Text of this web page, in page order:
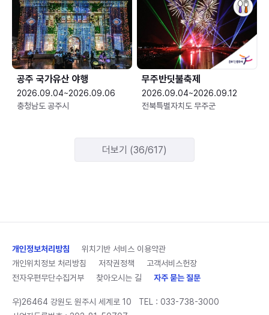
공주 국가유산 야행
2026.09.04~2026.09.06
충청남도 공주시
무주반딧불축제
2026.09.04~2026.09.12
전북특별자치도 무주군
더보기 (36/617)
개인정보처리방침
위치기반 서비스 이용약관
개인위치정보 처리방침
저작권정책
고객서비스헌장
전자우편무단수집거부
찾아오시는 길 자주 묻는 질문
우)26464 강원도 원주시 세계로 10 TEL : 033-738-3000